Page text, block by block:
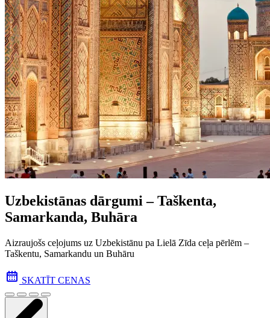
Uzbekistānas dārgumi – Taškenta,
Samarkanda, Buhāra
Aizraujošs ceļojums uz Uzbekistānu pa Lielā Zīda ceļa pēr­lēm –
Taškentu, Samarkandu un Buhāru
SKATĪT CENAS